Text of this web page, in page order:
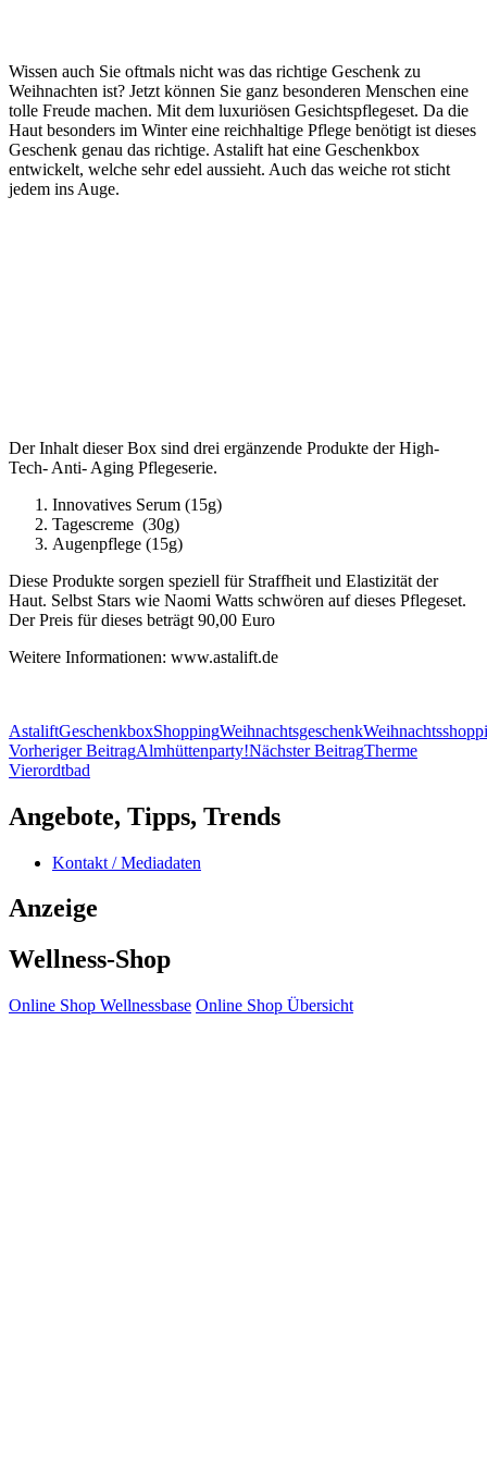
Wissen auch Sie oftmals nicht was das richtige Geschenk zu
Weihnachten ist? Jetzt können Sie ganz besonderen Menschen eine
tolle Freude machen. Mit dem luxuriösen Gesichtspflegeset. Da die
Haut besonders im Winter eine reichhaltige Pflege benötigt ist dieses
Geschenk genau das richtige. Astalift hat eine Geschenkbox
entwickelt, welche sehr edel aussieht. Auch das weiche rot sticht
jedem ins Auge.
Der Inhalt dieser Box sind drei ergänzende Produkte der High-
Tech- Anti- Aging Pflegeserie.
Innovatives Serum (15g)
Tagescreme (30g)
Augenpflege (15g)
Diese Produkte sorgen speziell für Straffheit und Elastizität der
Haut. Selbst Stars wie Naomi Watts schwören auf dieses Pflegeset.
Der Preis für dieses beträgt 90,00 Euro
Weitere Informationen: www.astalift.de
AstaliftGeschenkboxShoppingWeihnachtsgeschenk
Beitragsnavigation
Vorheriger BeitragAlmhüttenparty!Nächster BeitragTherme
Vierordtbad
Angebote, Tipps, Trends
Kontakt / Mediadaten
Anzeige
Wellness-Shop
Online Shop Wellnessbase Online Shop Übersicht